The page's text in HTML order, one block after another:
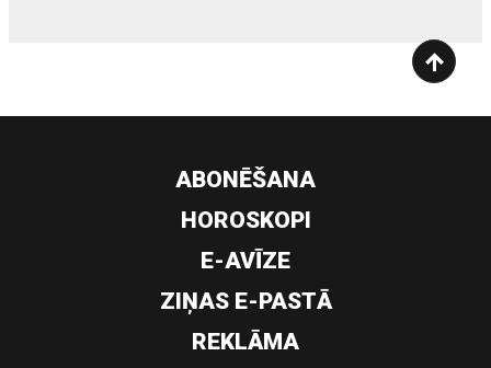
ABONĒŠANA
HOROSKOPI
E-AVĪZE
ZIŅAS E-PASTĀ
REKLĀMA